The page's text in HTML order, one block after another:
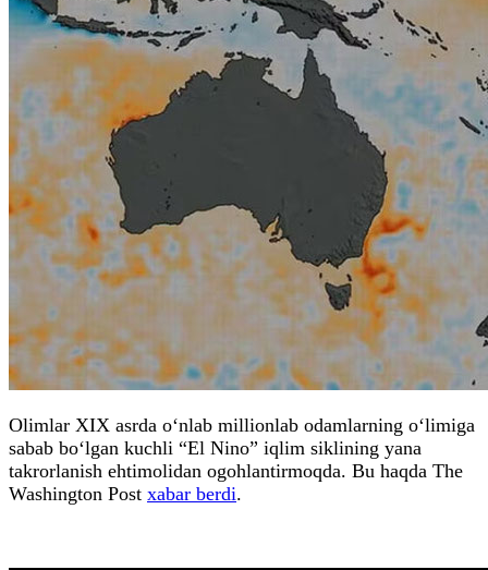
Olimlar XIX asrda o‘nlab millionlab odamlarning o‘limiga
sabab bo‘lgan kuchli “El Nino” iqlim siklining yana
takrorlanish ehtimolidan ogohlantirmoqda. Bu haqda The
Washington Post xabar berdi.